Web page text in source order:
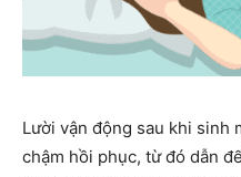
Lười vận động sau khi sinh
chậm hồi phục, từ đó dẫn